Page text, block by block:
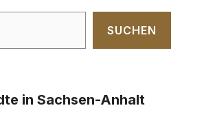
SUCHEN
in Sachsen-Anhalt